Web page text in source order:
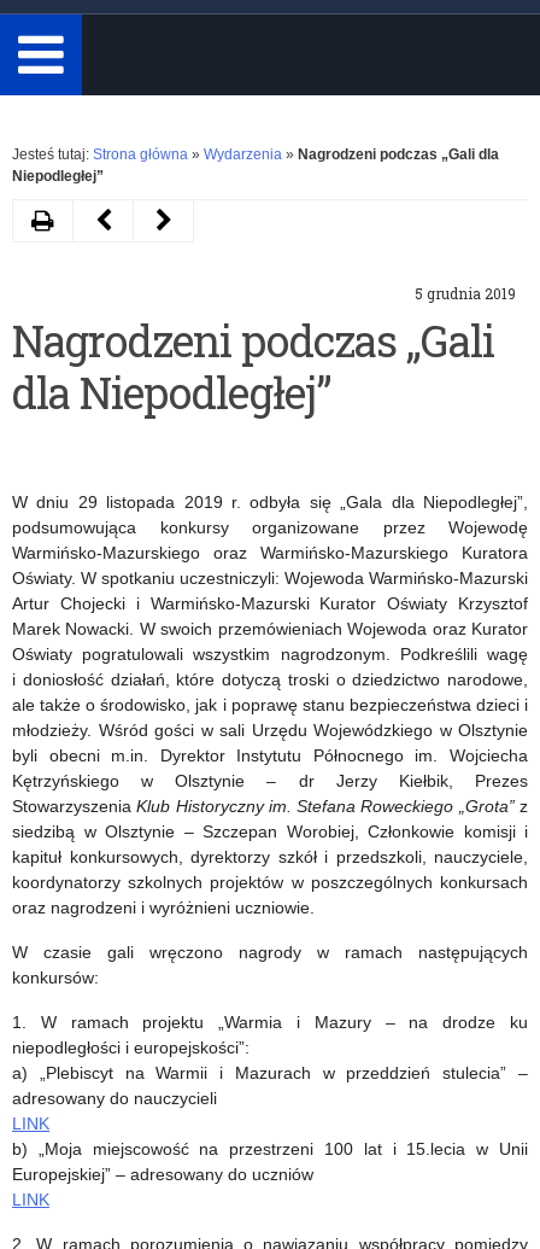
minimum
3
znaki.
Rozwiń
Jesteś tutaj: Strona główna » Wydarzenia » Nagrodzeni podczas „Gali dla
Niepodległej”
5 grudnia 2019
Nagrodzeni podczas „Gali
dla Niepodległej”
W dniu 29 listopada 2019 r. odbyła się „Gala dla Niepodległej”,
podsumowująca konkursy organizowane przez Wojewodę
Warmińsko-Mazurskiego oraz Warmińsko-Mazurskiego Kuratora
Oświaty. W spotkaniu uczestniczyli: Wojewoda Warmińsko-Mazurski
Artur Chojecki i Warmińsko-Mazurski Kurator Oświaty Krzysztof
Marek Nowacki. W swoich przemówieniach Wojewoda oraz Kurator
Oświaty pogratulowali wszystkim nagrodzonym. Podkreślili wagę
i doniosłość działań, które dotyczą troski o dziedzictwo narodowe,
ale także o środowisko, jak i poprawę stanu bezpieczeństwa dzieci i
młodzieży. Wśród gości w sali Urzędu Wojewódzkiego w Olsztynie
byli obecni m.in. Dyrektor Instytutu Północnego im. Wojciecha
Kętrzyńskiego w Olsztynie – dr Jerzy Kiełbik, Prezes
StowarzyszeniaKlub Historyczny im. Stefana Roweckiego „Grota”z
siedzibą w Olsztynie – Szczepan Worobiej, Członkowie komisji i
kapituł konkursowych, dyrektorzy szkół i przedszkoli, nauczyciele,
koordynatorzy szkolnych projektów w poszczególnych konkursach
oraz nagrodzeni i wyróżnieni uczniowie.
W czasie gali wręczono nagrody w ramach następujących
konkursów:
1. W ramach projektu „Warmia i Mazury – na drodze ku
niepodległości i europejskości”:
a) „Plebiscyt na Warmii i Mazurach w przeddzień stulecia” –
adresowany do nauczycieli
LINK
b) „Moja miejscowość na przestrzeni 100 lat i 15.lecia w Unii
Europejskiej” – adresowany do uczniów
LINK
2. W ramach porozumienia o nawiązaniu współpracy pomiędzy
DrukujNastępny
„Razem
na
Święta”
MEN
Poprzedni
Mazurski
Zjazd
Doradców